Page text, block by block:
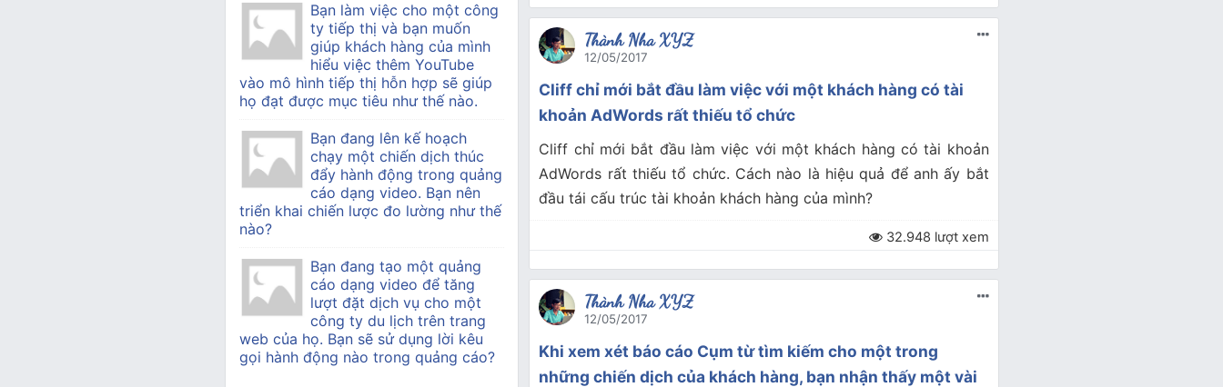
Thành Nha XYZ
12/05/2017
Cliff chỉ mới bắt đầu làm việc với một khách hàng có tài
khoản AdWords rất thiếu tổ chức
Cliff chỉ mới bắt đầu làm việc với một khách hàng có tài khoản
AdWords rất thiếu tổ chức. Cách nào là hiệu quả để anh ấy bắt
đầu tái cấu trúc tài khoản khách hàng của mình?
32.948 lượt xem
Thành Nha XYZ
12/05/2017
Khi xem xét báo cáo Cụm từ tìm kiếm cho một trong
những chiến dịch của khách hàng, bạn nhận thấy một vài
Bạn làm việc cho một công
ty tiếp thị và bạn muốn
giúp khách hàng của mình
hiểu việc thêm YouTube
vào mô hình tiếp thị hỗn hợp sẽ giúp
họ đạt được mục tiêu như thế nào.
Bạn đang lên kế hoạch
chạy một chiến dịch thúc
đẩy hành động trong quảng
cáo dạng video. Bạn nên
triển khai chiến lược đo lường như thế
nào?
Bạn đang tạo một quảng
cáo dạng video để tăng
lượt đặt dịch vụ cho một
công ty du lịch trên trang
web của họ. Bạn sẽ sử dụng lời kêu
gọi hành động nào trong quảng cáo?